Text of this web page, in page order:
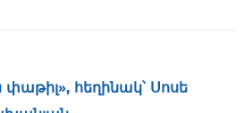
փաթիլ», հեղինակ՝ Սոսե